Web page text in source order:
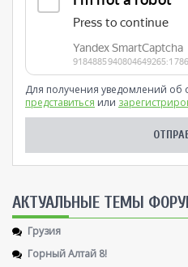
Для получения уведомлений об
представиться или
AКТУАЛЬНЫЕ ТЕМЫ
Грузия
Горный Алтай 8!